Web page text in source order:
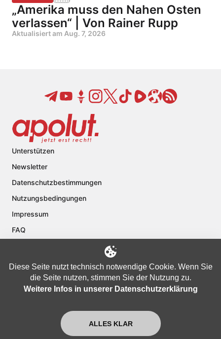
„Amerika muss den Nahen Osten
verlassen“ | Von Rainer Rupp
Aktualisiert am Aug. 7, 2026
Unterstützen
Newsletter
Datenschutzbestimmungen
Nutzungsbedingungen
Impressum
FAQ
Diese Seite nutzt technisch notwendige Cookie. Wenn Sie
die Seite nutzen, stimmen Sie der Nutzung zu.
Weitere Infos in unserer Datenschutzerklärung
ALLES KLAR